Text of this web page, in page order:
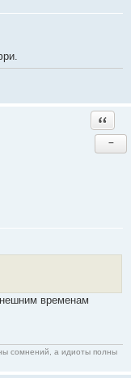
−
временам
сомнений, а идиоты полны